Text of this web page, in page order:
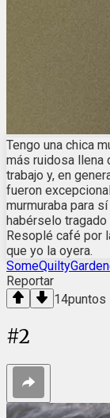
Tengo una chica
más ruidosa llena
trabajo y, en
fueron
murmuraba para
habérselo tragado
Resoplé café por
que yo la oyera.
Reportar
14puntos
#2